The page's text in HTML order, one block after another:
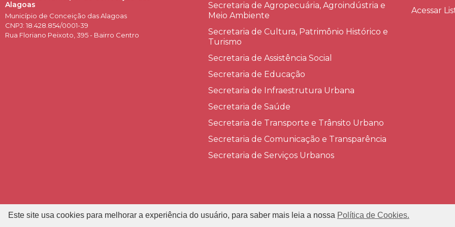
Alagoas
Município de Conceição das Alagoas
CNPJ: 18.428.854/0001-39
Rua Floriano Peixoto, 395 - Bairro Centro
Secretaria de Agropecuária, Agroindústria e
Meio Ambiente
Secretaria de Cultura, Patrimônio Histórico e
Turismo
Secretaria de Assistência Social
Secretaria de Educação
Secretaria de Infraestrutura Urbana
Secretaria de Saúde
Secretaria de Transporte e Trânsito Urbano
Secretaria de Comunicação e Transparência
Secretaria de Serviços Urbanos
Acessar
Prefeitura Municipal de Conceição das Alagoas
Este site usa cookies para melhorar a experiência do usuário, para saber mais leia a nossa Política de Cookies.